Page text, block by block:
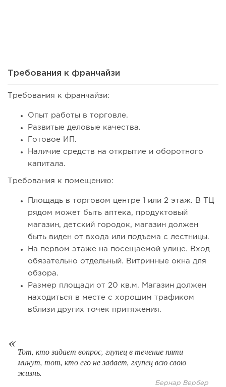
Франшиза кафе: рейтинг лучших франшиз общепита для
108
Требования к франчайзи
Требования к франчайзи:
Опыт работы в торговле.
Развитые деловые качества.
Готовое ИП.
Наличие средств на открытие и оборотного
капитала.
Требования к помещению:
Площадь в торговом центре 1 или 2 этаж. В ТЦ
рядом может быть аптека, продуктовый
магазин, детский городок, магазин должен
быть виден от входа или подъема с лестницы.
На первом этаже на посещаемой улице. Вход
обязательно отдельный. Витринные окна для
обзора.
Размер площади от 20 кв.м. Магазин должен
находиться в месте с хорошим трафиком
вблизи других точек притяжения.
Тот, кто задает вопрос, глупец в течение пяти
минут, тот, кто его не задает, глупец всю свою
жизнь.
Бернар Вербер